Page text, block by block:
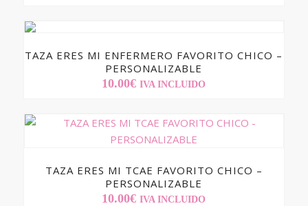
TAZA ERES MI ENFERMERO FAVORITO CHICO –
PERSONALIZABLE
10.00€ IVA INCLUIDO
TAZA ERES MI TCAE FAVORITO CHICO –
PERSONALIZABLE
10.00€ IVA INCLUIDO